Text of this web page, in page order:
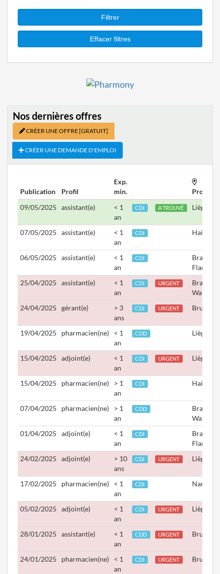
Nos dernières offres
CRÉER UNE OFFRE[GRATUIT]
CRÉER UNE DEMANDE D'EMPLOI
Publication Profil
Exp.
min.
Province
09/05/2025
assistant(e)
< 1
an
CDI A TROUVÉ Liège
07/05/2025 assistant(e)
< 1
an
CDI Hainaut
06/05/2025 assistant(e)
< 1
an
CDI
Brabant
Flamand
25/04/2025
assistant(e)
< 1
an
CDI URGENT
Brabant
Wallon
24/04/2025
gérant(e)
> 3
ans
CDI URGENT Bruxelles
19/04/2025 pharmacien(ne)
< 1
an
CDD Liège
15/04/2025 adjoint(e)
< 1
an
CDI URGENT Liège
15/04/2025 pharmacien(ne)
> 1
an
CDI Hainaut
07/04/2025 pharmacien(ne)
> 1
an
CDD
Brabant
Wallon
01/04/2025
adjoint(e)
< 1
an
CDI
Brabant
Flamand
24/02/2025
adjoint(e)
> 10
ans
CDI URGENT Liège
17/02/2025 pharmacien(ne)
< 1
an
CDI Namur
05/02/2025 adjoint(e)
< 1
an
CDI URGENT Liège
28/01/2025 assistant(e)
< 1
an
CDD URGENT Bruxelles
24/01/2025 pharmacien(ne)
< 1
an
CDI URGENT Bruxelles